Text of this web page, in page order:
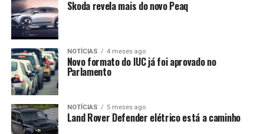
Skoda revela mais do novo Peaq
NOTÍCIAS 4 meses ago
Novo formato do IUC já foi aprovado no
Parlamento
NOTÍCIAS 5 meses ago
Land Rover Defender elétrico está a caminho